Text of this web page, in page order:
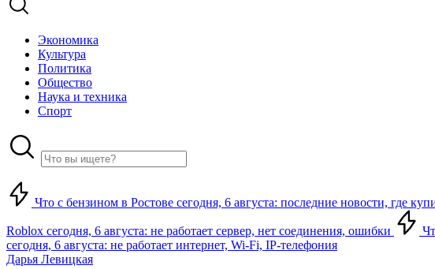
Экономика
Культура
Политика
Общество
Наука и техника
Спорт
Что с бензином в Ростове сегодня, 6 августа: последние новости, где
Roblox сегодня, 6 августа: не работает сервер, нет соединения, ошибки
сегодня, 6 августа: не работает интернет, Wi-Fi, IP-телефония
Дарья Левицкая